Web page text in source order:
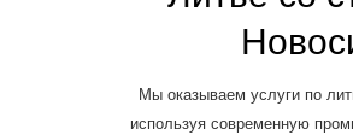
Мы оказываем услуги по
используя современную